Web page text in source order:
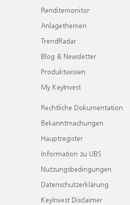
Renditemonitor
Anlagethemen
TrendRadar
Blog & Newsletter
Produktwissen
My KeyInvest
Rechtliche Dokumentation
Bekanntmachungen
Hauptregister
Information zu UBS
Nutzungsbedingungen
Datenschutzerklärung
KeyInvest Disclaimer